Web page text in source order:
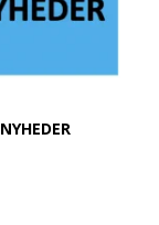
NYHEDER